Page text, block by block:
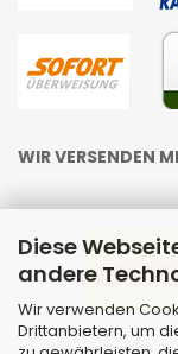
Diese
andere
Wir verwenden
Drittanbietern, um
WIR VERSENDEN